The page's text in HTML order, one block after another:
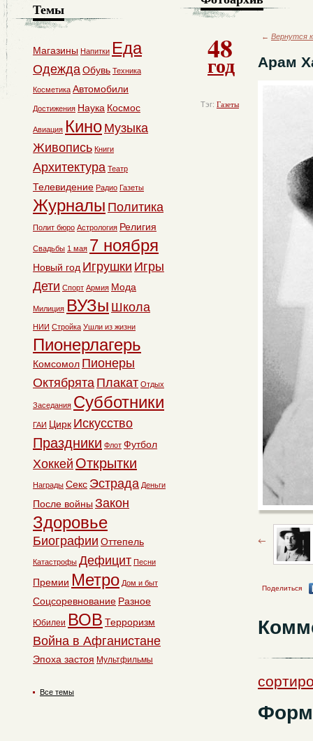
48
год
Тэг: Газеты
← Вернутся
Арам
Поделиться
Темы
Магазины Напитки Еда
ОдеждаОбувь Техника
Косметика Автомобили
Достижения Наука Космос
Авиация Кино Музыка
Живопись Книги
Архитектура Театр
Телевидение Радио Газеты
Журналы Политика
Полит бюро Астрология Религия
Свадьбы 1 мая 7 ноября
Новый год Игрушки Игры
Дети Спорт Армия Мода
Милиция ВУЗы Школа
НИИ Стройка Ушли из жизни
Пионерлагерь
Комсомол Пионеры
Октябрята Плакат Отдых
Заседания Субботники
ГАИ Цирк Искусство
Праздники Флот Футбол
Хоккей Открытки
Награды Секс Эстрада Деньги
После войны Закон
Здоровье
Биографии Оттепель
Катастрофы Дефицит Песни
Премии Метро Дом и быт
Соцсоревнование Разное
Юбилеи ВОВ Терроризм
Война в Афганистане
Эпоха застоя Мультфильмы
Все темы